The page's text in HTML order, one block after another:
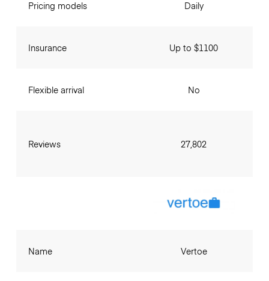
Pricing models
Insurance
Flexible arrival
Reviews
Daily
Up to $1100
No
27,802
Name Vertoe